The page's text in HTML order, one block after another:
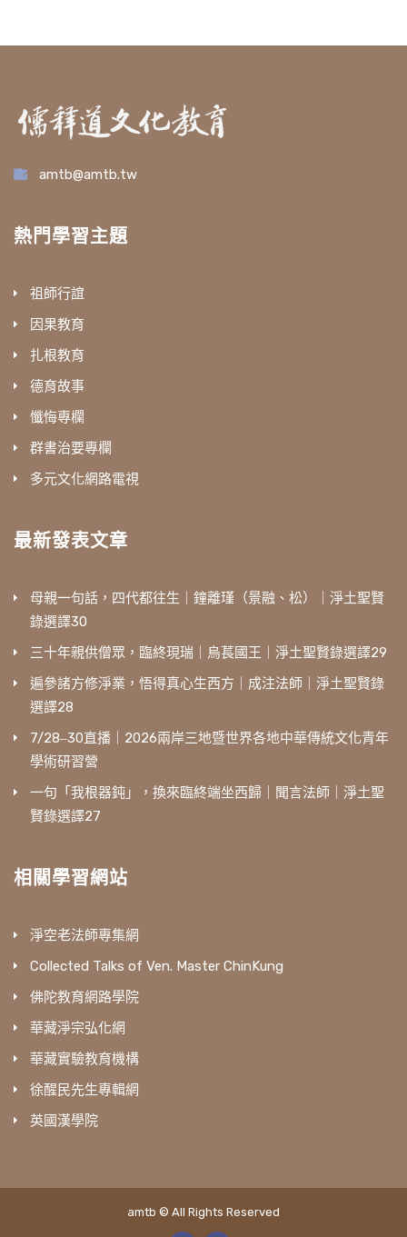
amtb@amtb.tw
熱門學習主題
祖師行誼
因果教育
扎根教育
德育故事
懺悔專欄
群書治要專欄
多元文化網路電視
最新發表文章
母親一句話，四代都往生｜鐘離瑾（景融、松）｜淨土聖賢
錄選譯30
三十年親供僧眾，臨終現瑞｜烏萇國王｜淨土聖賢錄選譯29
遍參諸方修淨業，悟得真心生西方｜成注法師｜淨土聖賢錄
選譯28
7/28‒30直播｜2026兩岸三地暨世界各地中華傳統文化青年
學術研習營
一句「我根器鈍」，換來臨終端坐西歸｜聞言法師｜淨土聖
賢錄選譯27
相關學習網站
淨空老法師專集網
Collected Talks of Ven. Master ChinKung
佛陀教育網路學院
華藏淨宗弘化網
華藏實驗教育機構
徐醒民先生專輯網
英國漢學院
amtb © All Rights Reserved